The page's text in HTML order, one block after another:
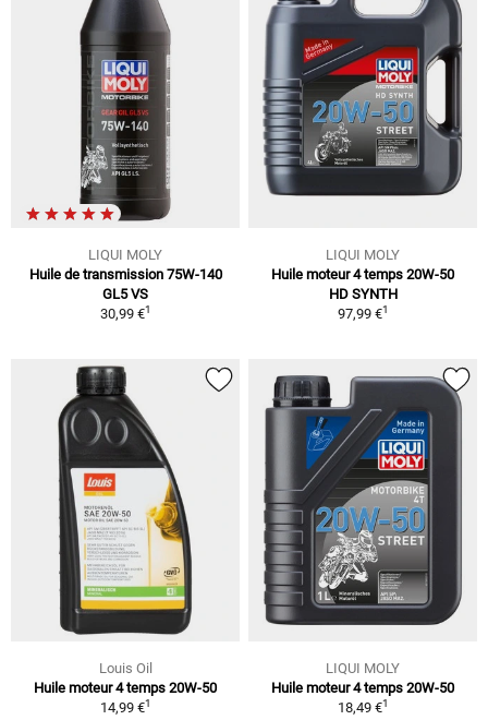
LIQUI MOLY
Huile de transmission 75W-140
GL5 VS
30,99 €1
LIQUI MOLY
Huile moteur 4 temps 20W-50
HD SYNTH
97,99 €1
Louis Oil
Huile moteur 4 temps 20W-50
14,99 €1
LIQUI MOLY
Huile moteur 4 temps 20W-50
18,49 €1